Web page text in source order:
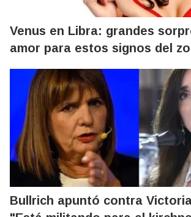
Venus en Libra: grandes
amor para estos signos del
Bullrich apuntó contra